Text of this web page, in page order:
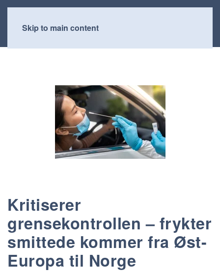
Skip to main content
Kritiserer
grensekontrollen – frykter
smittede kommer fra Øst-
Europa til Norge